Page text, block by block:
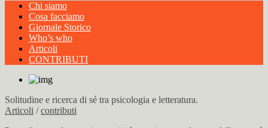
Chi siamo
Cosa facciamo
Giornale Storico
Who’s who
Articoli
CONTRIBUTI
Solitudine e ricerca di sé tra psicologia e letteratura.
Articoli /contributi